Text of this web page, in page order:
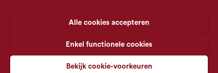
Alle cookies accepteren
Enkel functionele cookies
Bekijk cookie-voorkeuren
© OV Nieuws GD -